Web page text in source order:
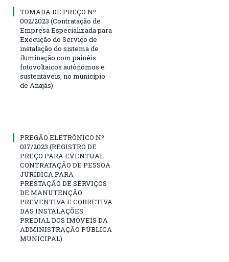
TOMADA DE PREÇO Nº
002/2023 (Contratação de
Empresa Especializada para
Execução do Serviço de
instalação do sistema de
iluminação com painéis
fotovoltaicos autônomos e
sustentáveis, no município
de Anajás)
PREGÃO ELETRÔNICO Nº
017/2023 (REGISTRO DE
PREÇO PARA EVENTUAL
CONTRATAÇÃO DE PESSOA
JURÍDICA PARA
PRESTAÇÃO DE SERVIÇOS
DE MANUTENÇÃO
PREVENTIVA E CORRETIVA
DAS INSTALAÇÕES
PREDIAL DOS IMÓVEIS DA
ADMINISTRAÇÃO PÚBLICA
MUNICIPAL)